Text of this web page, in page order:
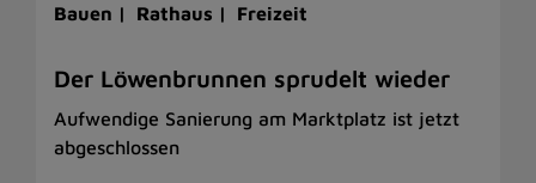
Bauen | Rathaus | Freizeit
Der Löwenbrunnen sprudelt wieder
Aufwendige Sanierung am Marktplatz ist jetzt
abgeschlossen